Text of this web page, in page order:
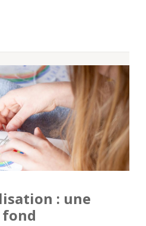
: une